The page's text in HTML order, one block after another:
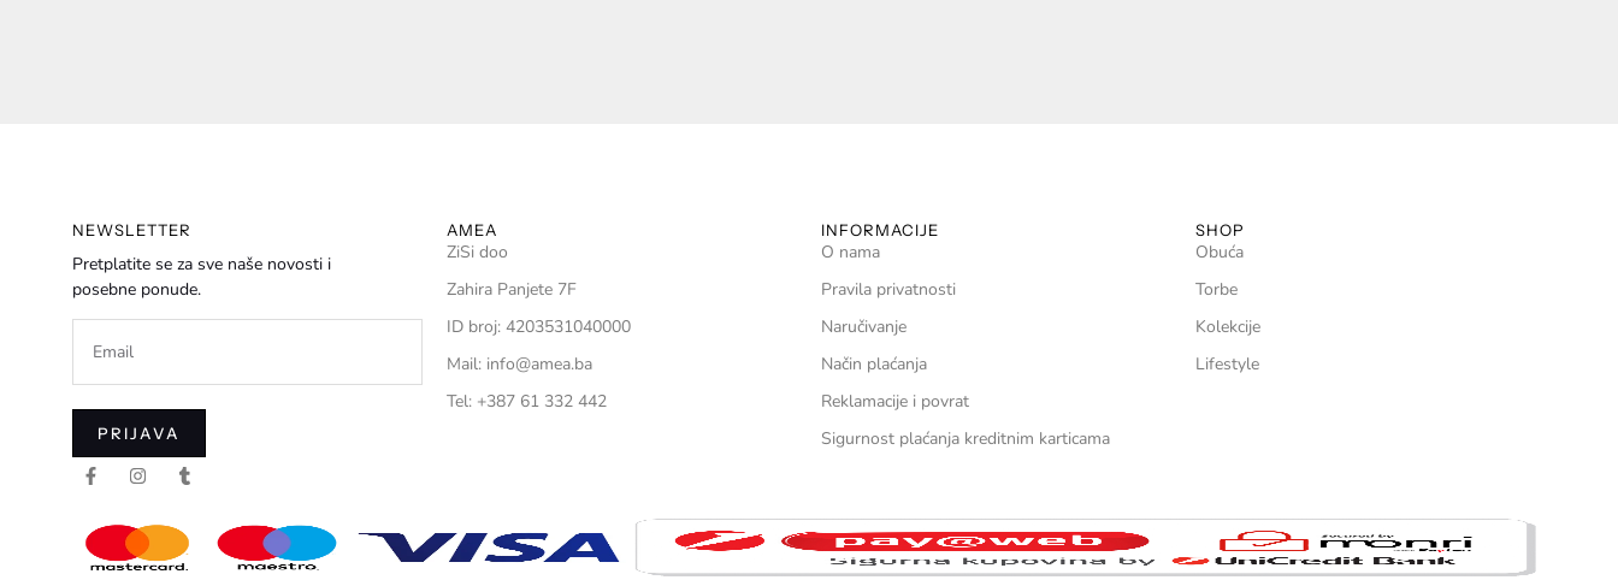
NEWSLETTER
Pretplatite se za sve naše novosti i
posebne ponude.
PRIJAVA
AMEA
ZiSi doo
Zahira Panjete 7F
ID broj: 4203531040000
Mail: info@amea.ba
Tel: +387 61 332 442
INFORMACIJE
O nama
Pravila privatnosti
Naručivanje
Način plaćanja
Reklamacije i povrat
Sigurnost plaćanja kreditnim karticama
SHOP
Obuća
Torbe
Kolekcije
Lifestyle